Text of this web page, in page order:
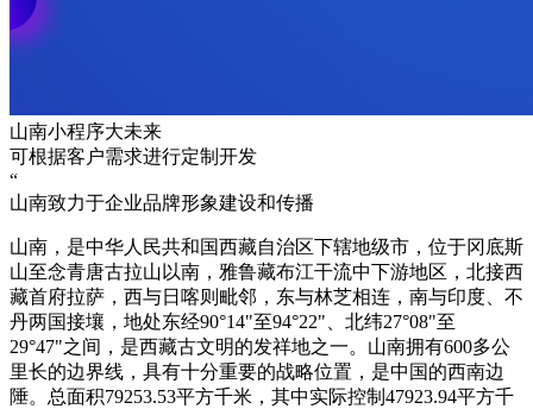
山南小程序大未来
可根据客户需求进行定制开发
“
山南致力于企业品牌形象建设和传播
山南，是中华人民共和国西藏自治区下辖地级市，位于冈底斯
山至念青唐古拉山以南，雅鲁藏布江干流中下游地区，北接西
藏首府拉萨，西与日喀则毗邻，东与林芝相连，南与印度、不
丹两国接壤，地处东经90°14"至94°22"、北纬27°08"至
29°47"之间，是西藏古文明的发祥地之一。山南拥有600多公
里长的边界线，具有十分重要的战略位置，是中国的西南边
陲。总面积79253.53平方千米，其中实际控制47923.94平方千